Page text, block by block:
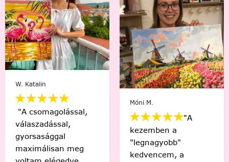
W. Katalin
"A csomagolással,
válaszadással,
gyorsasággal
maximálisan meg
Móni M.
"A
kezemben a
"legnagyobb"
kedvencem, a